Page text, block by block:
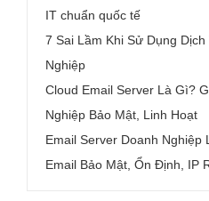
IT chuẩn quốc tế
7 Sai Lầm Khi Sử Dụng
Nghiệp
Cloud Email Server Là Gì?
Nghiệp Bảo Mật, Linh Hoạt
Email Server Doanh Nghiệp
Email Bảo Mật, Ổn Định, IP